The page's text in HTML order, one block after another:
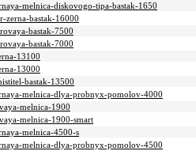
melnica-diskovogo-tipa-bastak-1650
zerna-bastak-16000
bastak-7500
bastak-7000
13100
13000
bastak-13500
melnica-dlya-probnyx-pomolov-4000
melnica-1900
melnica-1900-smart
melnica-4500-s
melnica-dlya-probnyx-pomolov-4500